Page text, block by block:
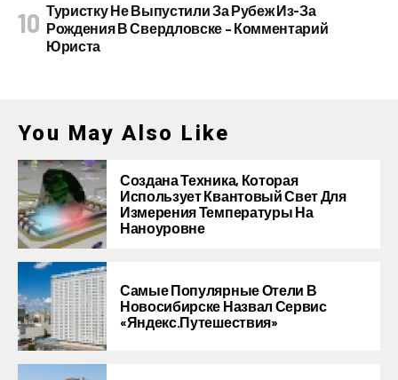
Туристку Не Выпустили За Рубеж Из-За
Рождения В Свердловске – Комментарий
Юриста
You May Also Like
Создана Техника, Которая
Использует Квантовый Свет Для
Измерения Температуры На
Наноуровне
Самые Популярные Отели В
Новосибирске Назвал Сервис
«Яндекс.Путешествия»